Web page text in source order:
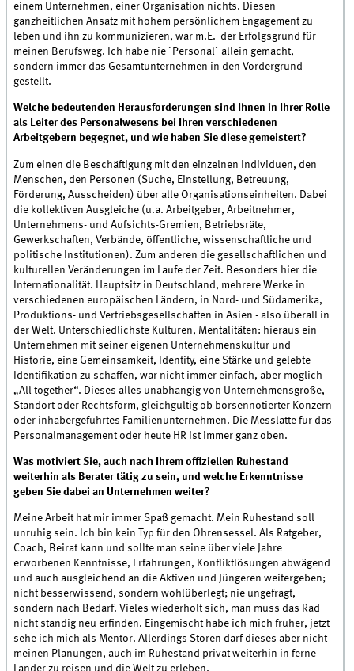
einem Unternehmen, einer Organisation nichts. Diesen
ganzheitlichen Ansatz mit hohem persönlichem Engagement zu
leben und ihn zu kommunizieren, war m.E. der Erfolgsgrund für
meinen Berufsweg. Ich habe nie `Personal` allein gemacht,
sondern immer das Gesamtunternehmen in den Vordergrund
gestellt.
Welche bedeutenden Herausforderungen sind Ihnen in Ihrer Rolle
als Leiter des Personalwesens bei Ihren verschiedenen
Arbeitgebern begegnet, und wie haben Sie diese gemeistert?
Zum einen die Beschäftigung mit den einzelnen Individuen, den
Menschen, den Personen (Suche, Einstellung, Betreuung,
Förderung, Ausscheiden) über alle Organisationseinheiten. Dabei
die kollektiven Ausgleiche (u.a. Arbeitgeber, Arbeitnehmer,
Unternehmens- und Aufsichts-Gremien, Betriebsräte,
Gewerkschaften, Verbände, öffentliche, wissenschaftliche und
politische Institutionen). Zum anderen die gesellschaftlichen und
kulturellen Veränderungen im Laufe der Zeit. Besonders hier die
Internationalität. Hauptsitz in Deutschland, mehrere Werke in
verschiedenen europäischen Ländern, in Nord- und Südamerika,
Produktions- und Vertriebsgesellschaften in Asien - also überall in
der Welt. Unterschiedlichste Kulturen, Mentalitäten: hieraus ein
Unternehmen mit seiner eigenen Unternehmenskultur und
Historie, eine Gemeinsamkeit, Identity, eine Stärke und gelebte
Identifikation zu schaffen, war nicht immer einfach, aber möglich -
„All together“. Dieses alles unabhängig von Unternehmensgröße,
Standort oder Rechtsform, gleichgültig ob börsennotierter Konzern
oder inhabergeführtes Familienunternehmen. Die Messlatte für das
Personalmanagement oder heute HR ist immer ganz oben.
Was motiviert Sie, auch nach Ihrem offiziellen Ruhestand
weiterhin als Berater tätig zu sein, und welche Erkenntnisse
geben Sie dabei an Unternehmen weiter?
Meine Arbeit hat mir immer Spaß gemacht. Mein Ruhestand soll
unruhig sein. Ich bin kein Typ für den Ohrensessel. Als Ratgeber,
Coach, Beirat kann und sollte man seine über viele Jahre
erworbenen Kenntnisse, Erfahrungen, Konfliktlösungen abwägend
und auch ausgleichend an die Aktiven und Jüngeren weitergeben;
nicht besserwissend, sondern wohlüberlegt; nie ungefragt,
sondern nach Bedarf. Vieles wiederholt sich, man muss das Rad
nicht ständig neu erfinden. Eingemischt habe ich mich früher, jetzt
sehe ich mich als Mentor. Allerdings Stören darf dieses aber nicht
meinen Planungen, auch im Ruhestand privat weiterhin in ferne
Länder zu reisen und die Welt zu erleben.